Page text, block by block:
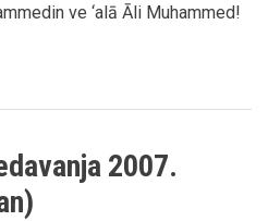
ve ‘alā Āli Muhammed!
2007.